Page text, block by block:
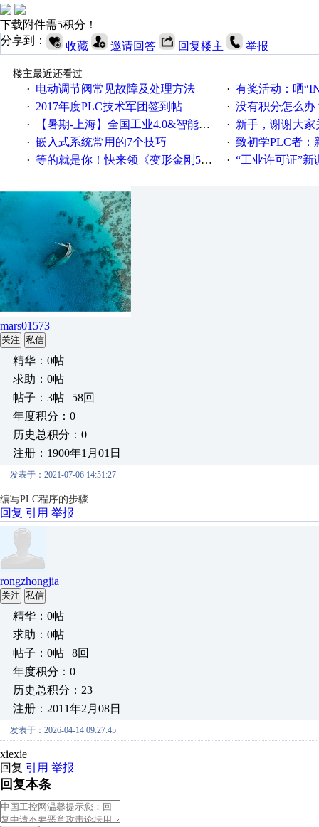
下载附件需5积分！
分享到：
收藏 邀请回答 回复楼主 举报
楼主最近还看过
·
电动调节阀常见故障及处理方法 · 有奖活动：晒
· 2017年度PLC技术军团签到帖 · 没有积分怎么办
· 【暑期-上海】全国工业4.0&智能制造高级培训班通知！ · 新手，谢谢大
· 嵌入式系统常用的7个技巧 · 致初学PLC者：新人
· 等的就是你！快来领《变形金刚5》观影券 · “工业许可证”新调整：水文仪
mars01573
关注 私信
精华：0帖
求助：0帖
帖子：3帖 | 58回
年度积分：0
历史总积分：0
注册：1900年1月01日
发表于：2021-07-06 14:51:27
编写PLC程序的步骤
回复 引用 举报
rongzhongjia
关注 私信
精华：0帖
求助：0帖
帖子：0帖 | 8回
年度积分：0
历史总积分：23
注册：2011年2月08日
发表于：2026-04-14 09:27:45
xiexie
回复 引用 举报
回复本条